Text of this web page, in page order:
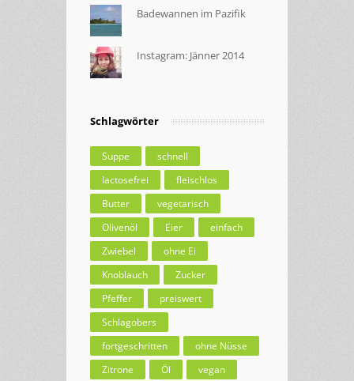
Badewannen im Pazifik
Instagram: Jänner 2014
Schlagwörter
Suppe
schnell
lactosefrei
fleischlos
Butter
vegetarisch
Olivenöl
Eier
einfach
Zwiebel
ohne Ei
Knoblauch
Zucker
Pfeffer
preiswert
Schlagobers
fortgeschritten
ohne Nüsse
Zitrone
Öl
vegan